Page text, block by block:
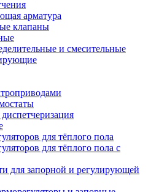
арматура
клапаны
и смесительные
для тёплого пола
для тёплого пола с
для запорной и регулирующей